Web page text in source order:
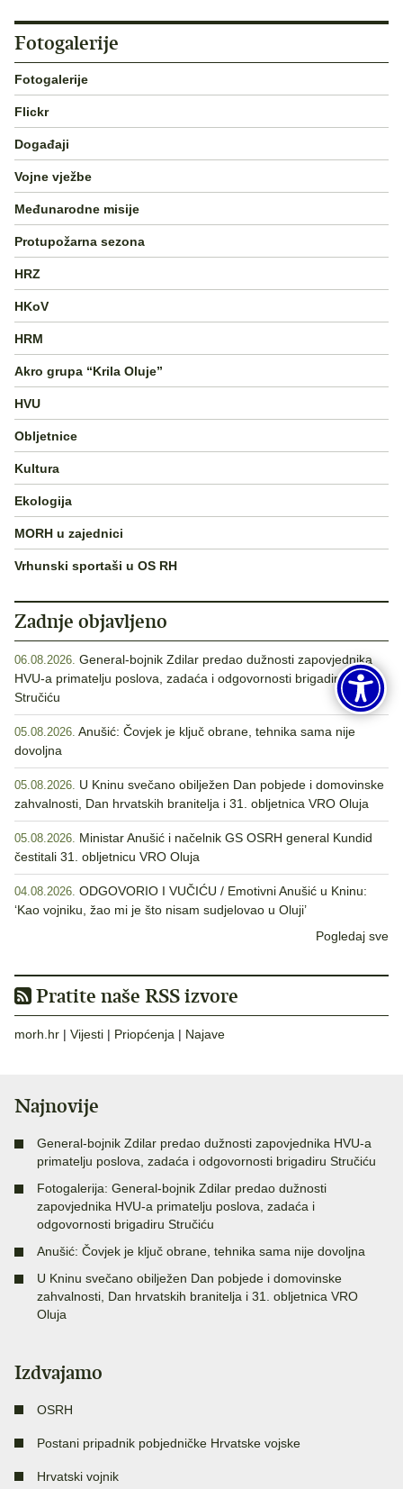
Fotogalerije
Fotogalerije
Flickr
Događaji
Vojne vježbe
Međunarodne misije
Protupožarna sezona
HRZ
HKoV
HRM
Akro grupa “Krila Oluje”
HVU
Obljetnice
Kultura
Ekologija
MORH u zajednici
Vrhunski sportaši u OS RH
Zadnje objavljeno
06.08.2026. General-bojnik Zdilar predao dužnosti zapovjednika
HVU-a primatelju poslova, zadaća i odgovornosti brigadiru
Stručiću
05.08.2026. Anušić: Čovjek je ključ obrane, tehnika sama nije
dovoljna
05.08.2026. U Kninu svečano obilježen Dan pobjede i domovinske
zahvalnosti, Dan hrvatskih branitelja i 31. obljetnica VRO Oluja
05.08.2026. Ministar Anušić i načelnik GS OSRH general Kundid
čestitali 31. obljetnicu VRO Oluja
04.08.2026. ODGOVORIO I VUČIĆU / Emotivni Anušić u Kninu:
‘Kao vojniku, žao mi je što nisam sudjelovao u Oluji’
Pogledaj sve
Pratite naše RSS izvore
morh.hr | Vijesti | Priopćenja | Najave
Najnovije
General-bojnik Zdilar predao dužnosti zapovjednika HVU-a
primatelju poslova, zadaća i odgovornosti brigadiru Stručiću
Fotogalerija: General-bojnik Zdilar predao dužnosti
zapovjednika HVU-a primatelju poslova, zadaća i
odgovornosti brigadiru Stručiću
Anušić: Čovjek je ključ obrane, tehnika sama nije dovoljna
U Kninu svečano obilježen Dan pobjede i domovinske
zahvalnosti, Dan hrvatskih branitelja i 31. obljetnica VRO
Oluja
Izdvajamo
OSRH
Postani pripadnik pobjedničke Hrvatske vojske
Hrvatski vojnik